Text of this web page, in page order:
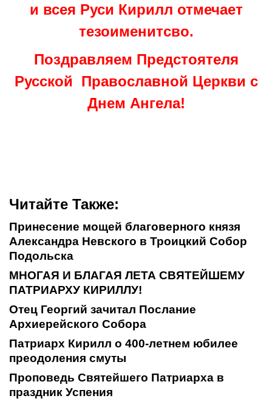
и всея Руси Кирилл отмечает
тезоименитсво.
Поздравляем Предстоятеля
Русской Православной Церкви с
Днем Ангела!
Читайте Также:
Принесение мощей благоверного князя
Александра Невского в Троицкий Собор
Подольска
МНОГАЯ И БЛАГАЯ ЛЕТА СВЯТЕЙШЕМУ
ПАТРИАРХУ КИРИЛЛУ!
Отец Георгий зачитал Послание
Архиерейского Собора
Патриарх Кирилл о 400-летнем юбилее
преодоления смуты
Проповедь Святейшего Патриарха в
праздник Успения